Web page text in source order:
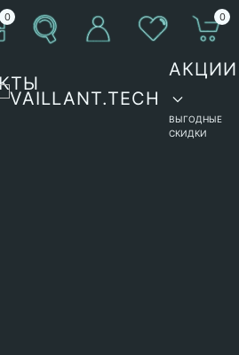
0 0
АКЦИИ
ВЫГОДНЫЕ
СКИДКИ